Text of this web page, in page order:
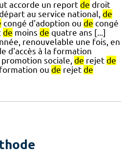
accorde un report de droit
au service national, de
congé d'adoption ou de congé
de moins de quatre ans [...]
renouvelable une fois, en
d'accès à la formation
sociale, de rejet de
formation ou de rejet de